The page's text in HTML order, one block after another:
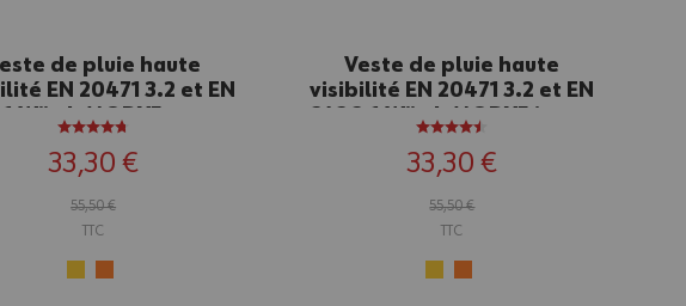
de pluie haute
EN 20471 3.2 et EN
Würth MODYF orange
33,30 €
55,50 €
TTC
Veste de pluie haute
visibilité EN 20471 3.2 et EN
343 3.1 Würth MODYF jaune
33,30 €
55,50 €
TTC